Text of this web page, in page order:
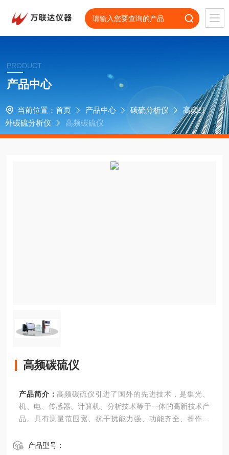
PRODUCT
产品中心
当前位置： 首页 产品中心 碳硫分析仪
高频红
外碳硫分析仪
高频碳硫仪
高频碳硫仪
产品简介： 高频碳硫仪引进了国外的先进技术，是集光、
机、电、传感器、计算机、分析技术等于一体的高新技术产
品。具有测量范围宽、抗干扰能力强、功能齐全、操作简
产品型号：